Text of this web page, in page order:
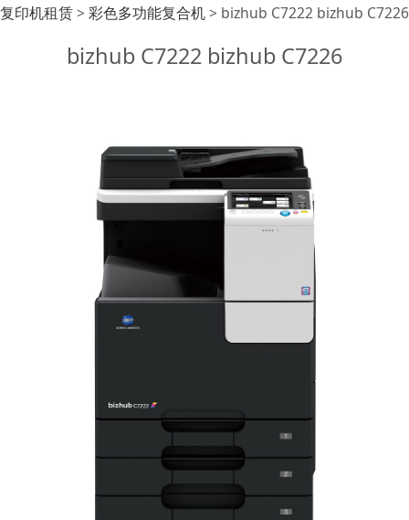
bizhub C7222 bizhub
C7226
复印机租赁> 彩色多功能复合机> bizhub C7222 bizhub C7226
bizhub C7222 bizhub C7226